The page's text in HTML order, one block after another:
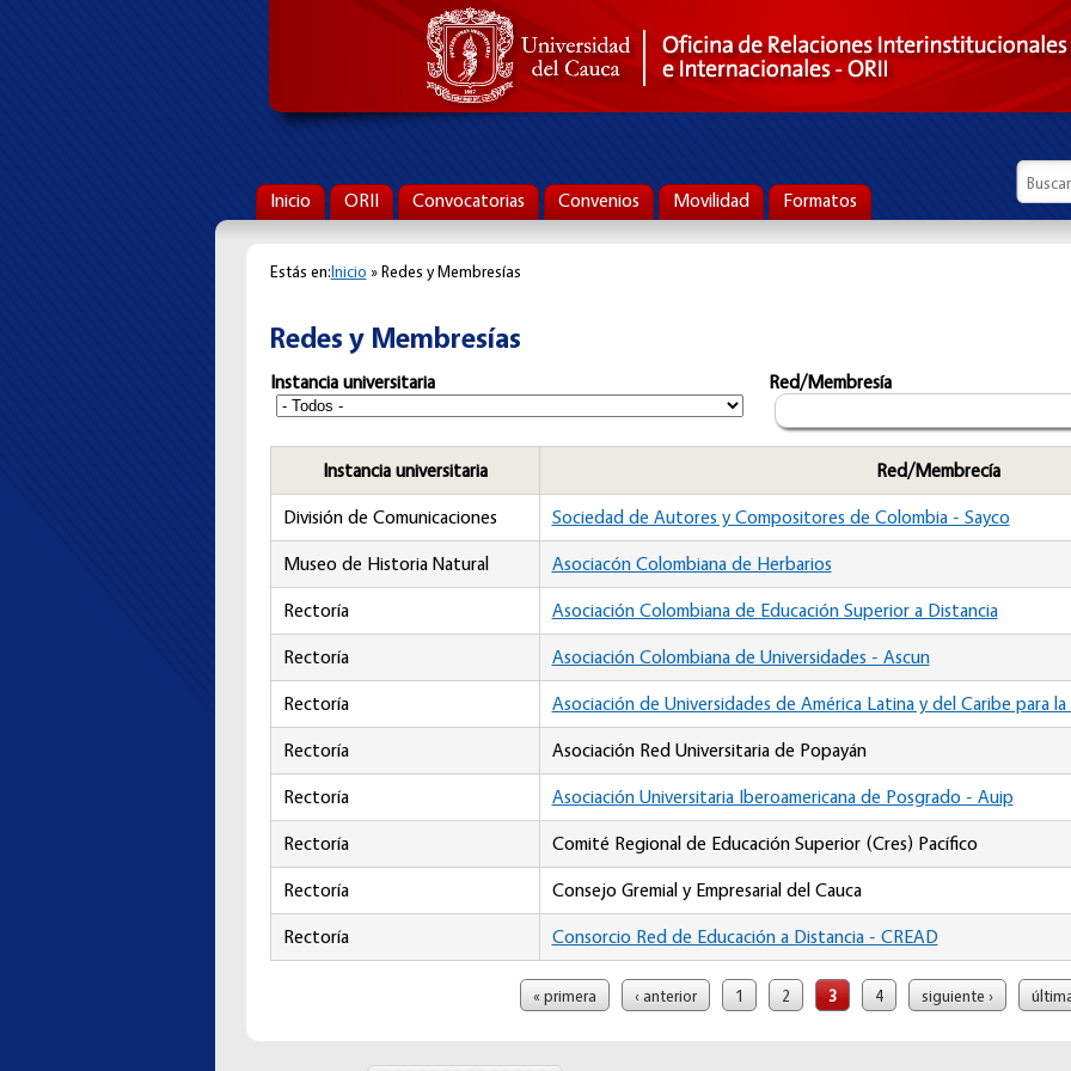
Inicio ORII Convocatorias Convenios Movilidad Formatos
Buscar
Estás en:Inicio » Redes y Membresías
Redes y Membresías
Instancia universitaria Red/Membresía
Instancia universitaria Red/Membrecía
División de Comunicaciones Sociedad de Autores y Compositores de Colombia - Sayco
Museo de Historia Natural Asociacón Colombiana de Herbarios
Rectoría Asociación Colombiana de Educación Superior a Distancia
Rectoría Asociación Colombiana de Universidades - Ascun
Rectoría Asociación de Universidades de América Latina y del Caribe para
Rectoría Asociación Red Universitaria de Popayán
Rectoría Asociación Universitaria Iberoamericana de Posgrado - Auip
Rectoría Comité Regional de Educación Superior (Cres) Pacífico
Rectoría Consejo Gremial y Empresarial del Cauca
Rectoría Consorcio Red de Educación a Distancia - CREAD
« primera ‹ anterior 1 2 3 4 siguiente ›